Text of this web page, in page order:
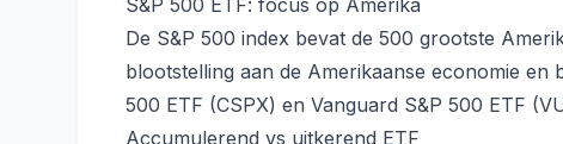
S&P 500 ETF: focus op Amerika
De S&P 500 index bevat de 500 grootste
blootstelling aan de Amerikaanse economie
500 ETF (CSPX) en Vanguard S&P 500 ETF
Accumulerend vs uitkerend ETF